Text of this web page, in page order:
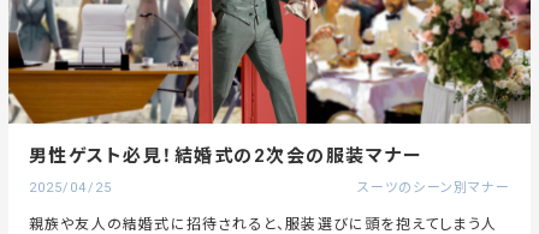
男性ゲスト必見！結婚式の2次会の服装マナー
2025/04/25 スーツのシーン別マナー
親族や友人の結婚式に招待されると、服装選びに頭を抱えてしまう人